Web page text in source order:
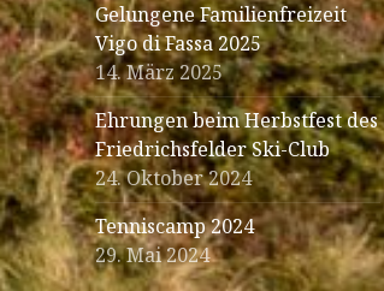
Gelungene Familienfreizeit
Vigo di Fassa 2025
14. März 2025
Ehrungen beim Herbstfest des
Friedrichsfelder Ski-Club
24. Oktober 2024
Tenniscamp 2024
29. Mai 2024